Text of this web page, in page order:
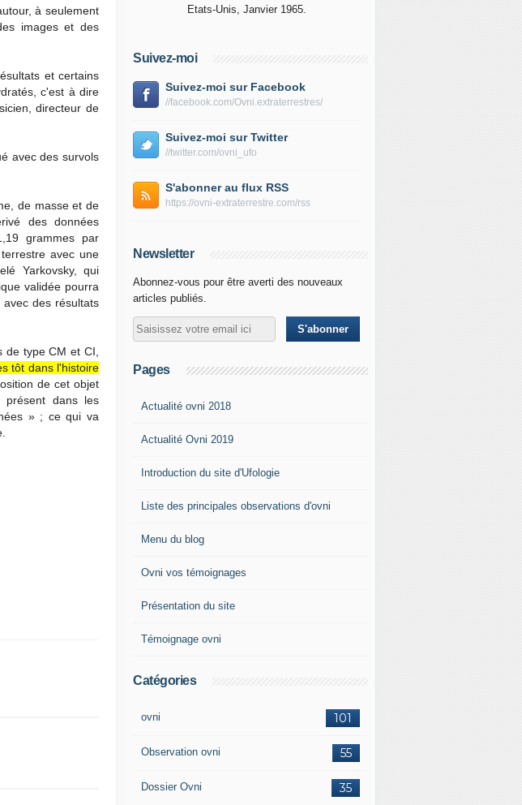
à seulement
images et des
et certains
c'est à dire
directeur de
avec des survols
de masse et de
des données
grammes par
avec une
Yarkovsky, qui
validée pourra
des résultats
type CM et CI,
tôt dans l'histoire
de cet objet
dans les
» ; ce qui va
Etats-Unis, Janvier 1965.
Suivez-moi
Suivez-moi sur Facebook
//facebook.com/Ovni.extraterrestres/
Suivez-moi sur Twitter
//twitter.com/ovni_ufo
S'abonner au flux RSS
https://ovni-extraterrestre.com/rss
Newsletter
Abonnez-vous pour être averti des nouveaux
articles publiés.
Pages
Actualité ovni 2018
Actualité Ovni 2019
Introduction du site d'Ufologie
Liste des principales observations d'ovni
Menu du blog
Ovni vos témoignages
Présentation du site
Témoignage ovni
Catégories
101
ovni
55
Observation ovni
35
Dossier Ovni